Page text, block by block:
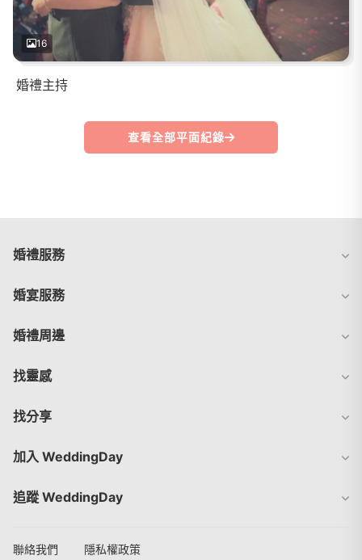
16
婚禮主持
查看全部平面紀錄
婚禮服務
婚宴服務
婚禮周邊
找靈感
找分享
加入 WeddingDay
追蹤 WeddingDay
聯絡我們 隱私權政策